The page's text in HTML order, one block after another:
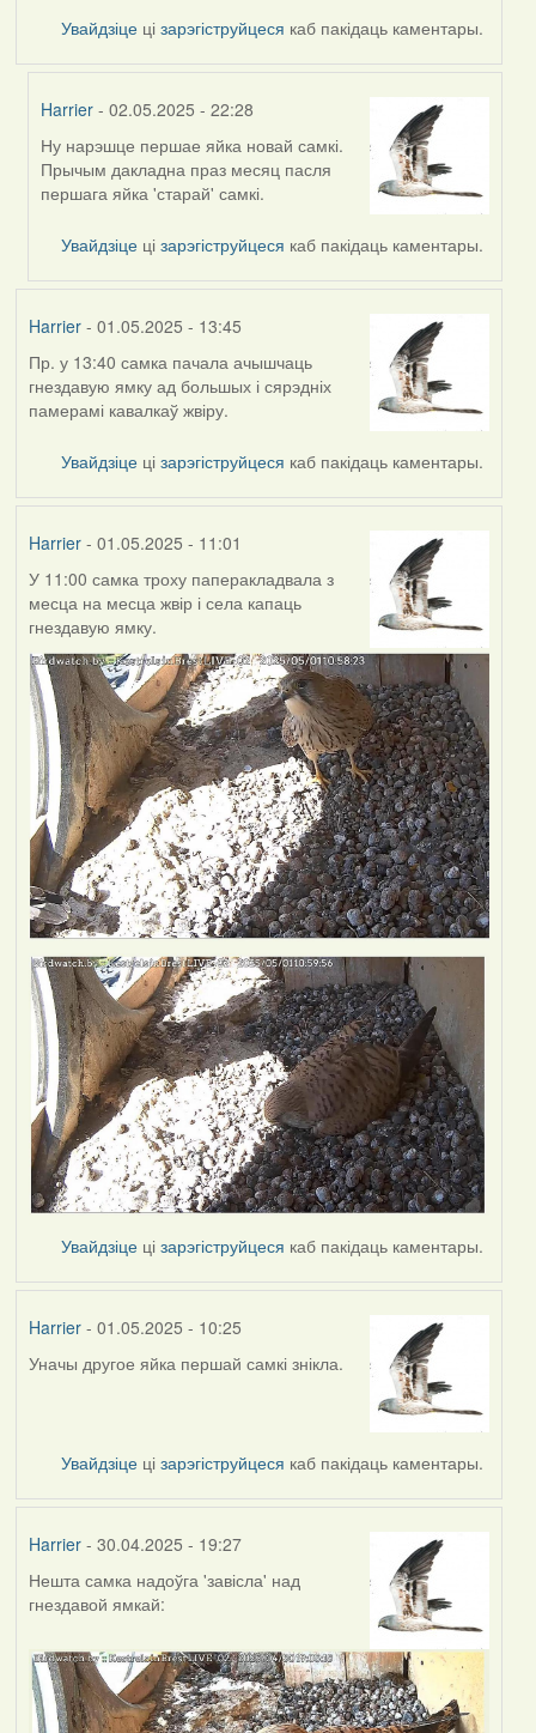
Увайдзіце цізарэгіструйцеся каб пакідаць каментары.
Harrier - 02.05.2025 - 22:28
In
reply
to
Feather
Ну нарэшце першае яйка новай самкі.
Прычым дакладна праз месяц пасля
першага яйка 'старай' самкі.
Увайдзіце цізарэгіструйцеся каб пакідаць каментары.
Harrier- 01.05.2025 - 13:45
Пр. у 13:40 самка пачала ачышчаць
гнездавую ямку ад большых і сярэдніх
памерамі кавалкаў жвіру.
Увайдзіце цізарэгіструйцеся каб пакідаць каментары.
Harrier- 01.05.2025 - 11:01
У 11:00 самка троху паперакладвала з
месца на месца жвір і села капаць
гнездавую ямку.
Увайдзіце цізарэгіструйцеся каб пакідаць каментары.
Harrier- 01.05.2025 - 10:25
Уначы другое яйка першай самкі знікла.
Увайдзіце цізарэгіструйцеся каб пакідаць каментары.
Harrier- 30.04.2025 - 19:27
Нешта самка надоўга 'завісла' над
гнездавой ямкай: